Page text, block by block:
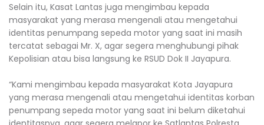
‎Selain itu, Kasat Lantas juga mengimbau kepada
masyarakat yang merasa mengenali atau mengetahui
identitas penumpang sepeda motor yang saat ini masih
tercatat sebagai Mr. X, agar segera menghubungi pihak
Kepolisian atau bisa langsung ke RSUD Dok II Jayapura.
‎“Kami mengimbau kepada masyarakat Kota Jayapura
yang merasa mengenali atau mengetahui identitas korban
penumpang sepeda motor yang saat ini belum diketahui